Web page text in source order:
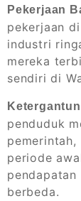
Pekerjaan
pekerjaan
industri
mereka
sendiri di
penduduk
periode
berbeda.